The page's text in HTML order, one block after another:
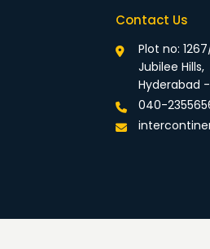
Contact Us
Plot no:
Jubilee Hills,
Hyderabad
040-